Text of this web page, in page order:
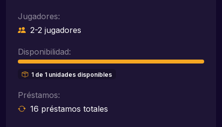
Jugadores:
2-2 jugadores
Disponibilidad:
1 de 1 unidades disponibles
Préstamos:
16 préstamos totales